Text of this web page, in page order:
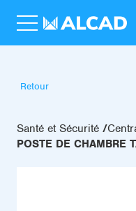
Retour
Santé et Sécurité
POSTE DE CHAMBRE